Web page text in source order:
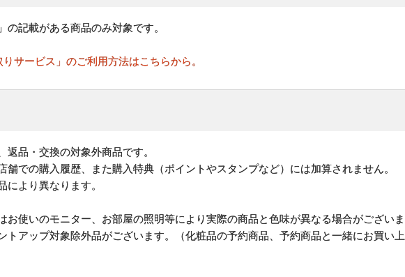
の記載がある商品のみ対象です。
サービス」のご利用方法はこちらから。
返品・交換の対象外商品です。
舗での購入履歴、また購入特典（ポイントやスタンプなど）には加算されません。
により異なります。
お使いのモニター、お部屋の照明等により実際の商品と色味が異なる場合がございま
トアップ対象除外品がございます。（化粧品の予約商品、予約商品と一緒にお買い